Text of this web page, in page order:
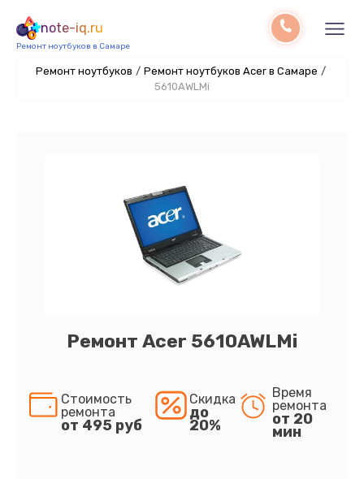
note-iq.ru
Ремонт ноутбуков в Самаре
Ремонт ноутбуков / Ремонт ноутбуков Acer в Самаре /
5610AWLMi
Ремонт Acer 5610AWLMi
Стоимость
ремонта
от 495 руб
Скидка
до
20%
Время
ремонта
от 20
мин